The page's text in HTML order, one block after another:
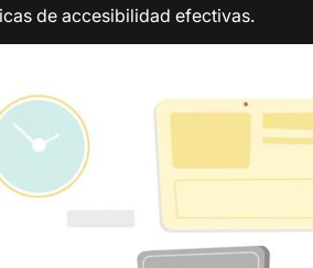
de accesibilidad efectivas.